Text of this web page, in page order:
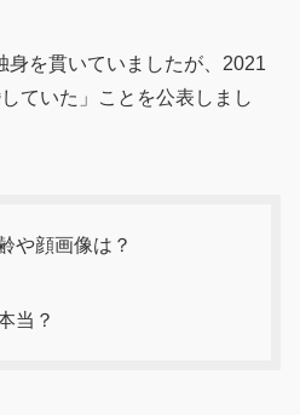
身を貫いていましたが、2021
ていた」ことを公表しまし
や顔画像は？
当？